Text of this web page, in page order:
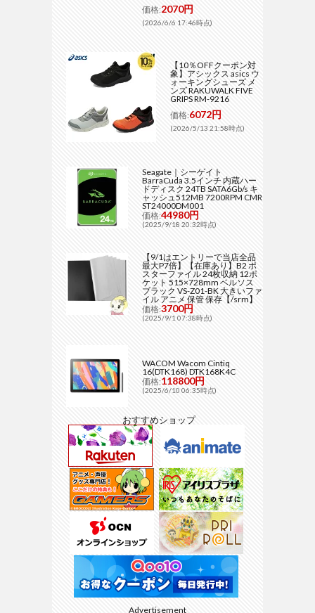
価格:2070円
(2026/6/6 17:46時点)
【10％OFFクーポン対
象】アシックス asics ウ
ォーキングシューズ メ
ンズ RAKUWALK FIVE
GRIPS RM-9216
価格:6072円
(2026/5/13 21:58時点)
Seagate｜シーゲイト
BarraCuda 3.5インチ 内蔵ハー
ドディスク 24TB SATA6Gb/s キ
ャッシュ512MB 7200RPM CMR
ST24000DM001
価格:44980円
(2025/9/18 20:32時点)
【9/1はエントリーで当店全品
最大P7倍】【在庫あり】B2 ポ
スターファイル 24枚収納 12ポ
ケット 515×728mm ベルソス
ブラック VS-Z01-BK 大きいファ
イル アニメ 保管 保存【/srm】
価格:3700円
(2025/9/1 07:38時点)
WACOM Wacom Cintiq
16(DTK168) DTK168K4C
価格:118800円
(2025/6/10 06:35時点)
おすすめショップ
Advertisement